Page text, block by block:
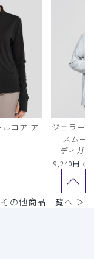
ルコア ア
ジェラー
コ:スムー
ーディガン
9,240円 （税
の他商品一覧へ ＞